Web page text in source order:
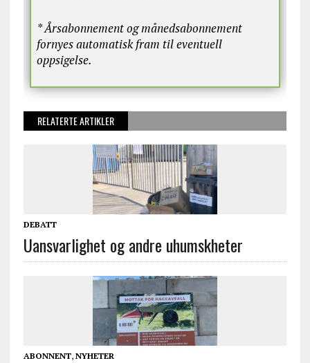
* Årsabonnement og månedsabonnement
fornyes automatisk fram til eventuell
oppsigelse.
RELATERTE ARTIKLER
DEBATT
Uansvarlighet og andre uhumskheter
ABONNENT, NYHETER